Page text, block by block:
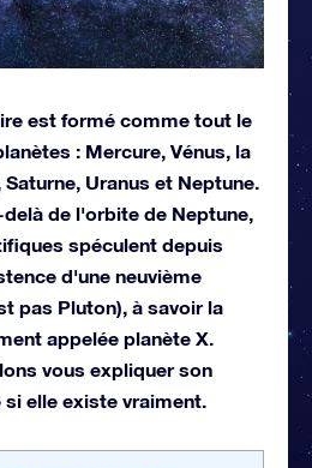
est formé comme tout le
: Mercure, Vénus, la
Uranus et Neptune.
de l'orbite de Neptune,
spéculent depuis
d'une neuvième
pas Pluton), à savoir la
appelée planète X.
vous expliquer son
elle existe vraiment.